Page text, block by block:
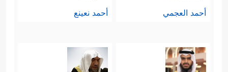
أحمد العجمي أحمد نعينع